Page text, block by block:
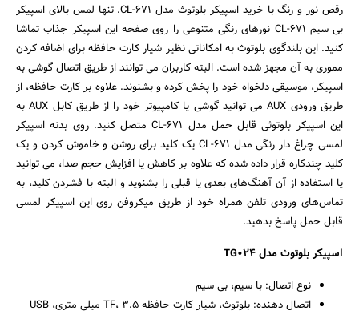
رقص نور و رنگ با خرید اسپیکر بلوتوث مدل CL-671. تنها لمس بالای اسپیکر
بی سیم CL-671 نورهای رنگی متنوعی را روی صفحه این اسپیکر جذاب تماشا
کنید. این بلندگوی بلوتوث به امکاناتی نظیر شیار کارت حافظه برای اضافه کردن
مموری به آن مجهز شده است. البته کاربران می توانند از طریق اتصال گوشی به
اسپیکر، موسیقی دلخواه خود را پخش کرده و بشنوند. علاوه بر کارت حافظه، از
طریق ورودی AUX می توانید گوشی یا کامپیوتر خود را از طریق کابل AUX به
این اسپیکر بلوتوثی قابل حمل مدل CL-671 متصل کنید. روی بدنه اسپیکر
لمسی چراغ دار رنگی مدل CL-671 یک کلید برای روشن و خاموش کردن و یک
کلید چندکاره قرار داده شده که علاوه بر کاهش یا افزایش حجم صدا، می توانید
یا استفاده از آن آهنگ‌های بعدی یا قبلی را بشنوید و البته با فشردن کلید، به
تماس‌های ورودی تلفن همراه خود از طریق میکروفن روی این اسپیکر لمسی
قابل حمل پاسخ بدهید.
اسپیکر بلوتوث مدل TG024
نوع اتصال: با سیم، بی سیم
اتصال دهنده: بلوتوث، شیار کارت حافظه TF، 3.5 میلی متری، USB